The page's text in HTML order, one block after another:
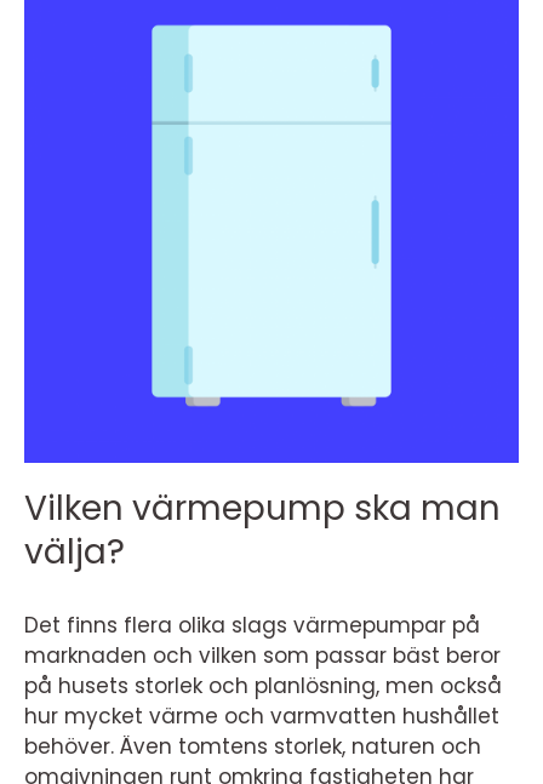
Vilken värmepump ska man
välja?
Det finns flera olika slags värmepumpar på
marknaden och vilken som passar bäst beror
på husets storlek och planlösning, men också
hur mycket värme och varmvatten hushållet
behöver. Även tomtens storlek, naturen och
omgivningen runt omkring fastigheten har